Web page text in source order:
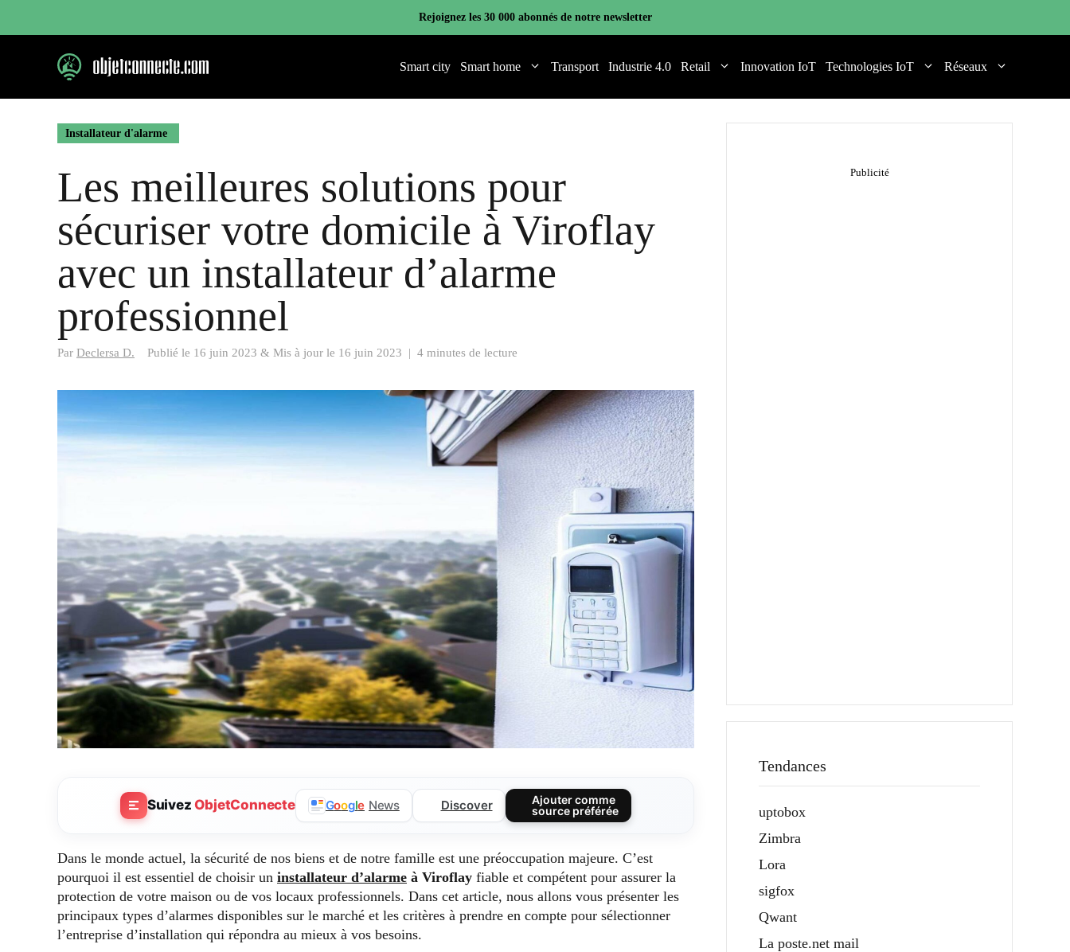
Rejoignez les 30 000 abonnés de notre newsletter
Smart city Smart home Transport Industrie 4.0 Retail Innovation IoT Technologies IoT Réseaux
Installateur d'alarme
Les meilleures solutions pour
sécuriser votre domicile à Viroflay
avec un installateur d’alarme
professionnel
Par Declersa D. Publié le 16 juin 2023 & Mis à jour le 16 juin 2023 | 4 minutes de lecture
SuivezObjetConnecte Google News Discover
Ajouter comme
source préférée
Dans le monde actuel, la sécurité de nos biens et de notre famille est une préoccupation majeure. C’est
pourquoi il est essentiel de choisir un installateur d’alarme à Viroflay fiable et compétent pour assurer la
protection de votre maison ou de vos locaux professionnels. Dans cet article, nous allons vous présenter les
principaux types d’alarmes disponibles sur le marché et les critères à prendre en compte pour sélectionner
l’entreprise d’installation qui répondra au mieux à vos besoins.
Tendances
uptobox
Zimbra
Lora
sigfox
Qwant
La poste.net mail